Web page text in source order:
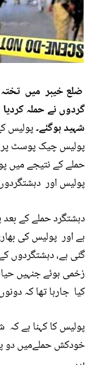
ضلع خیبر میں
گردوں نے حملہ
شہید ہوگئے۔پولیس
پولیس چیک پوسٹ پر
حملے کے نتیجے میں
پولیس اور دہشتگردوں
دہشتگرد حملے کے بعد
ہے اور پولیس کی
زخمی ہوئے جنہیں
کیا جارہا تھا کہ
پولیس کا کہنا ہے